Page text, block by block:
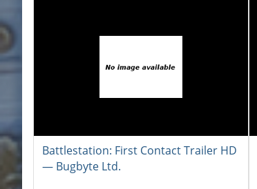
Battlestation: First Contact Trailer HD
― Bugbyte Ltd.